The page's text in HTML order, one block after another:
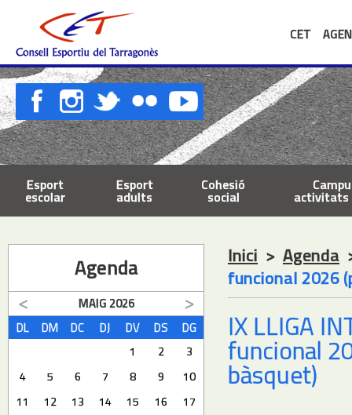
CET
Esport
escolar
Esport
adults
Cohesió
social activitats
Agenda
MAIG2026
DL
DM DC DJ DV DS DG
1 2
3
4
5 6 7 8 9
10
11
12 13 14 15 16
17
Inici > Agenda
funcional 2026
IX LLIGA
funcional
bàsquet)